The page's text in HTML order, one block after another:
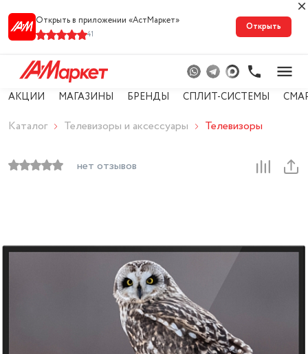
Открыть в приложении «АстМарке‪т‬»
41
Открыть
АКЦИИ МАГАЗИНЫ БРЕНДЫ СПЛИТ-СИСТЕМЫ
Каталог Телевизоры и аксессуары Телевизоры
нет отзывов